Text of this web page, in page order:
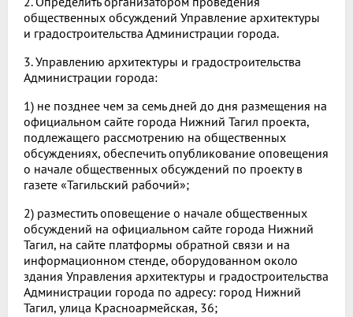
общественных обсуждений Управление архитектуры
и градостроительства Администрации города.
3. Управлению архитектуры и градостроительства
Администрации города:
1) не позднее чем за семь дней до дня размещения на
официальном сайте города Нижний Тагил проекта,
подлежащего рассмотрению на общественных
обсуждениях, обеспечить опубликование оповещения
о начале общественных обсуждений по проекту в
газете «Тагильский рабочий»;
2) разместить оповещение о начале общественных
обсуждений на официальном сайте города Нижний
Тагил, на сайте платформы обратной связи и на
информационном стенде, оборудованном около
здания Управления архитектуры и градостроительства
Администрации города по адресу: город Нижний
Тагил, улица Красноармейская, 36;